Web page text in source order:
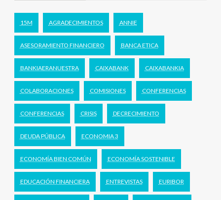
15M AGRADECIMIENTOS ANNIE
ASESORAMIENTO FINANCIERO BANCA ETICA
BANKIAERANUESTRA CAIXABANK CAIXABANKIA
COLABORACIONES COMISIONES CONFERENCIAS
CONFERENCIAS CRISIS DECRECIMIENTO
DEUDA PÚBLICA ECONOMIA 3
ECONOMÍA BIEN COMÚN ECONOMÍA SOSTENIBLE
EDUCACIÓN FINANCIERA ENTREVISTAS EURIBOR